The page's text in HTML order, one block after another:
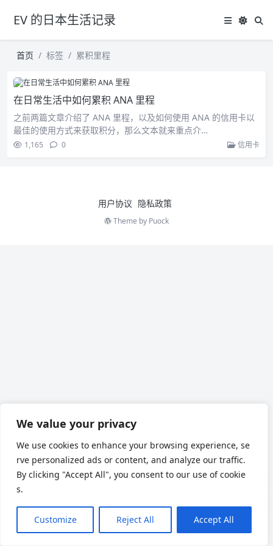
We value your privacy
We use cookies to enhance your browsing experience, se
rve personalized ads or content, and analyze our traffic.
By clicking "Accept All", you consent to our use of cookie
s.
Customize Reject All Accept All
EV 的日本生活记录
首页 标签 累积里程
在日常生活中如何累积 ANA 里程
之前两篇文章介绍了 ANA 里程，以及如何使用 ANA 的信用卡以
最佳的使用方式来获取积分，那么文本就来重点介…
1,165 0 信用卡
用户协议 隐私政策
Theme by Puock